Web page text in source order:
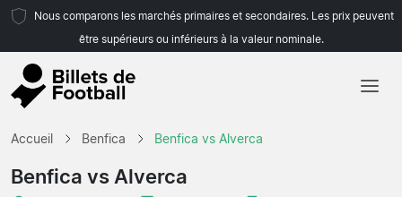
Nous comparons les marchés primaires et secondaires. Les prix peuvent
être supérieurs ou inférieurs à la valeur nominale.
Accueil Benfica Benfica vs Alverca
Benfica vs Alverca